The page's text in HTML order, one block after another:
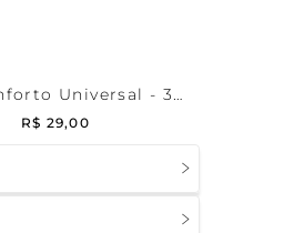
Universal - 3
de Sutiã 3/2
R$ 29,00